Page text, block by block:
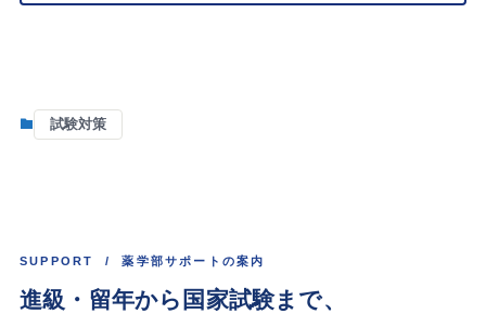
試験対策
SUPPORT / 薬学部サポートの案内
進級・留年から国家試験まで、